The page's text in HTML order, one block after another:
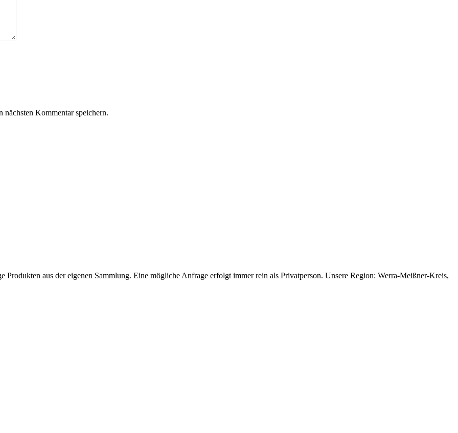
Kommentar speichern.
aus der eigenen Sammlung. Eine mögliche Anfrage erfolgt immer rein als Privatperson. Unsere Region: Werra-Meißner-Kreis,